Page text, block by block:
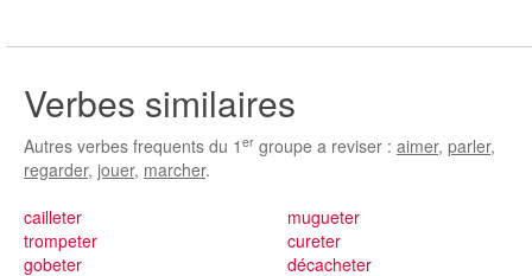
Verbes similaires
Autres verbes frequents du 1 er groupe a reviser : aimer, parler,
regarder, jouer, marcher.
cailleter
trompeter
gobeter
mugueter
cureter
décacheter